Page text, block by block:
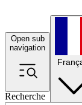
Open sub
navigation
Recherche